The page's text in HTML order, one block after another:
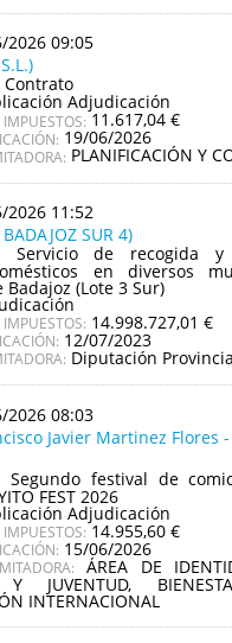
2026 09:05
Contrato
Adjudicación
11.617,04 €
19/06/2026
PLANIFICACIÓN Y
2026 11:52
SUR 4)
Servicio de recogida
en diversos
(Lote 3 Sur)
14.998.727,01 €
12/07/2023
Diputación
2026 08:03
Javier Martinez Flores
Segundo festival de
FEST 2026
Adjudicación
14.955,60 €
15/06/2026
ÁREA DE
Y JUVENTUD,
INTERNACIONAL